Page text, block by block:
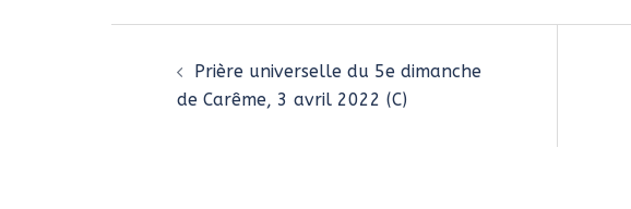
d’articlePrière universelle du 5e dimanche
de Carême, 3 avril 2022 (C)